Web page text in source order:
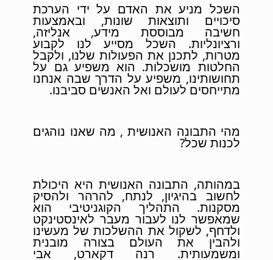
השכל מניע את האדם על ידי הערכת
סיכויים ותוצאות שונות, ובאמצעות
חשיבה מבוססת מידע, אנליזה,
ורציונליות. השכל מסייע לנו לקבוע
מטרות, לתכנן את הפעולות שלנו, ולקבל
החלטות מושכלות. הוא משפיע גם על
תחושותינו, משפיע על הדרך שבה אנחנו
מתייחסים לעולם ואל האנשים סביבנו.
מהי התבונה האנושית , מה שאנו נוהגים
לכנות שכל?
במהותה, התבונה האנושית היא היכולת
לחשוב בהיגיון, לנתח, להרהר ולהסיק
מסקנות. התהליך הקוגניטיבי הוא
שמאפשר לנו לעבור מעבר לאינסטינקט
ולדחף, לשקול את ההשלכות של מעשינו
ולהבין את העולם בצורה מובנית
ומשמעותית. רנה דקארט, אבי